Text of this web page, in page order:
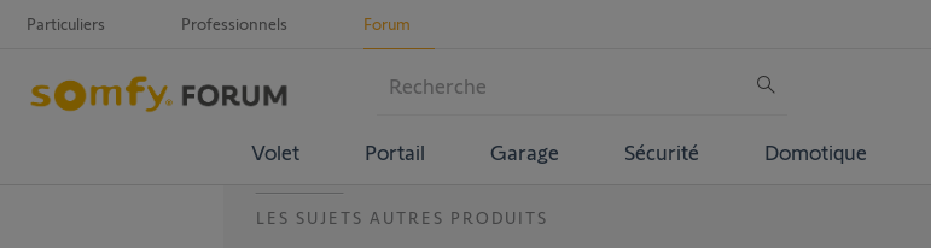
Particuliers Professionnels Forum
Volet Portail Garage Sécurité Domotique
LES SUJETS AUTRES PRODUITS